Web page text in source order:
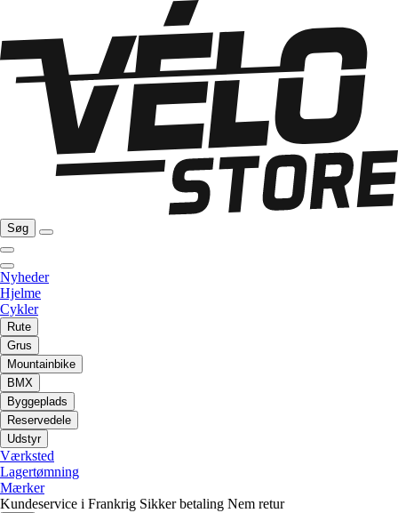
Søg
Nyheder
Hjelme
Cykler
Rute
Grus
Mountainbike
BMX
Byggeplads
Reservedele
Udstyr
Værksted
Lagertømning
Mærker
Kundeservice i Frankrig Sikker betaling Nem retur